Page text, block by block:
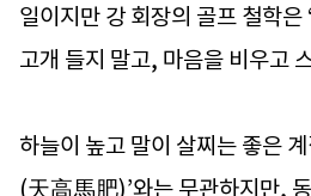
일이지만 강 회장의 골프 철학은
고개 들지 말고, 마음을 비우고
하늘이 높고 말이 살찌는 좋은 계
(天高馬肥)’와는 무관하지만,